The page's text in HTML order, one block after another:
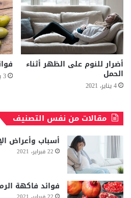
أضرار للنوم على الظهر أثناء
الحمل
4 يناير، 2021
3 يناير، 2021
مقالات من نفس التصنيف
أسباب وأعراض
22 فبراير، 2021
فوائد فاكهة